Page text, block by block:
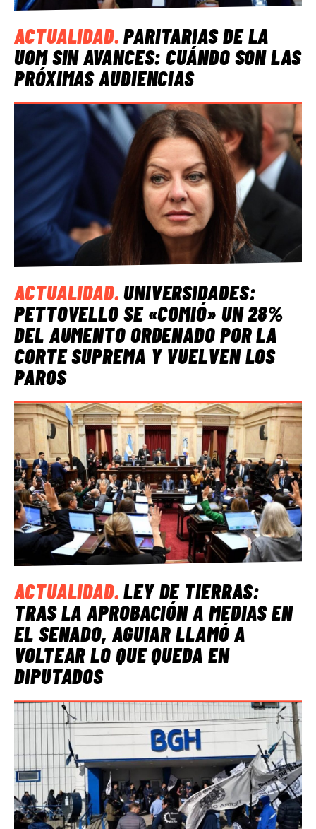
ACTUALIDAD.PARITARIAS DE LA
UOM SIN AVANCES: CUÁNDO SON LAS
PRÓXIMAS AUDIENCIAS
ACTUALIDAD.UNIVERSIDADES:
PETTOVELLO SE «COMIÓ» UN 28%
DEL AUMENTO ORDENADO POR LA
CORTE SUPREMA Y VUELVEN LOS
PAROS
ACTUALIDAD.LEY DE TIERRAS:
TRAS LA APROBACIÓN A MEDIAS EN
EL SENADO, AGUIAR LLAMÓ A
VOLTEAR LO QUE QUEDA EN
DIPUTADOS